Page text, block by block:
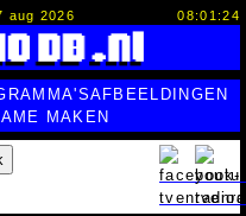
aug 2026 08:01:25
AFBEELDINGEN
MAKEN